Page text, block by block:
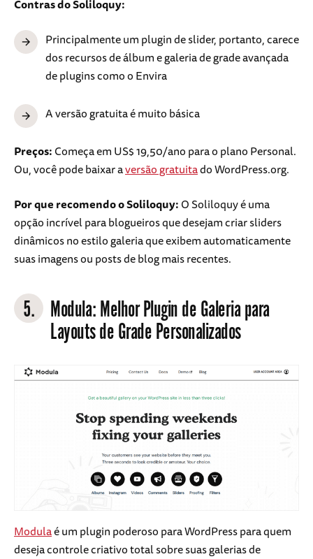
Contras do Soliloquy:
Principalmente um plugin de slider, portanto, carece
dos recursos de álbum e galeria de grade avançada
de plugins como o Envira
A versão gratuita é muito básica
Preços:Começa em US$ 19,50/ano para o plano Personal.
Ou, você pode baixar aversão gratuitado WordPress.org.
Por que recomendo o Soliloquy:O Soliloquy é uma
opção incrível para blogueiros que desejam criar sliders
dinâmicos no estilo galeria que exibem automaticamente
suas imagens ou posts de blog mais recentes.
5. Modula: Melhor Plugin de Galeria para
Layouts de Grade Personalizados
Modulaé um plugin poderoso para WordPress para quem
deseja controle criativo total sobre suas galerias de